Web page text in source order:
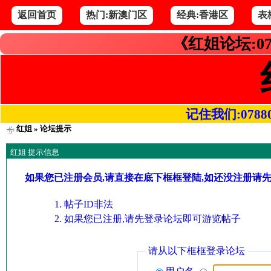
返回首页 热门:新澳门区 经典:香港区 表
《红姐论坛
记住我们
红姐» 论坛提示
红姐 提示信息
如果您已注册会员,请直接在底下框框登陆,如还没注册请
帖子ID非法
如果您已注册,请先登录论坛即可游览帖子
请从以下框框登录论坛